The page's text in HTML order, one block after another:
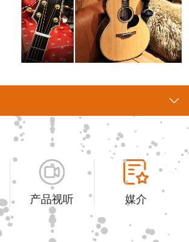
产品视听 媒介